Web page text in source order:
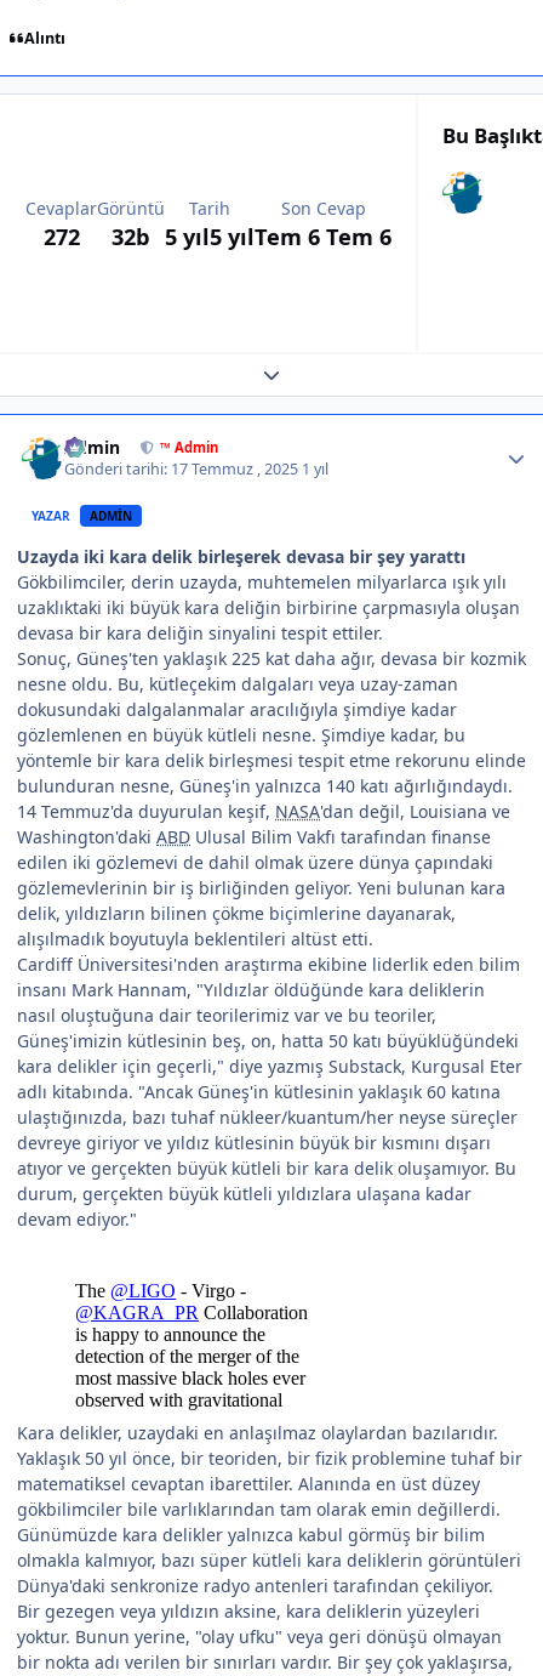
Alıntı
Cevaplar
272
Görüntü
32b
Tarih
5 yıl5 yıl
Son Cevap
Tem 6 Tem 6
Bu
Expand topic overview
Admin ™ Admin
Gönderi tarihi: 17 Temmuz , 2025 1 yıl
YAZAR ADMIN
Uzayda iki kara delik birleşerek devasa bir şey yarattı
Gökbilimciler, derin uzayda, muhtemelen milyarlarca ışık yılı
uzaklıktaki iki büyük kara deliğin birbirine çarpmasıyla oluşan
devasa bir kara deliğin sinyalini tespit ettiler.
Sonuç, Güneş'ten yaklaşık 225 kat daha ağır, devasa bir kozmik
nesne oldu. Bu, kütleçekim dalgaları veya uzay-zaman
dokusundaki dalgalanmalar aracılığıyla şimdiye kadar
gözlemlenen en büyük kütleli nesne. Şimdiye kadar, bu
yöntemle bir kara delik birleşmesi tespit etme rekorunu elinde
bulunduran nesne, Güneş'in yalnızca 140 katı ağırlığındaydı.
14 Temmuz'da duyurulan keşif, NASA'dan değil, Louisiana ve
Washington'daki ABD Ulusal Bilim Vakfı tarafından finanse
edilen iki gözlemevi de dahil olmak üzere dünya çapındaki
gözlemevlerinin bir iş birliğinden geliyor. Yeni bulunan kara
delik, yıldızların bilinen çökme biçimlerine dayanarak,
alışılmadık boyutuyla beklentileri altüst etti.
Cardiff Üniversitesi'nden araştırma ekibine liderlik eden bilim
insanı Mark Hannam, "Yıldızlar öldüğünde kara deliklerin
nasıl oluştuğuna dair teorilerimiz var ve bu teoriler,
Güneş'imizin kütlesinin beş, on, hatta 50 katı büyüklüğündeki
kara delikler için geçerli," diye yazmış Substack, Kurgusal Eter
adlı kitabında. "Ancak Güneş'in kütlesinin yaklaşık 60 katına
ulaştığınızda, bazı tuhaf nükleer/kuantum/her neyse süreçler
devreye giriyor ve yıldız kütlesinin büyük bir kısmını dışarı
atıyor ve gerçekten büyük kütleli bir kara delik oluşamıyor. Bu
durum, gerçekten büyük kütleli yıldızlara ulaşana kadar
devam ediyor."
Kara delikler, uzaydaki en anlaşılmaz olaylardan bazılarıdır.
Yaklaşık 50 yıl önce, bir teoriden, bir fizik problemine tuhaf bir
matematiksel cevaptan ibarettiler. Alanında en üst düzey
gökbilimciler bile varlıklarından tam olarak emin değillerdi.
Günümüzde kara delikler yalnızca kabul görmüş bir bilim
olmakla kalmıyor, bazı süper kütleli kara deliklerin görüntüleri
Dünya'daki senkronize radyo antenleri tarafından çekiliyor.
Bir gezegen veya yıldızın aksine, kara deliklerin yüzeyleri
yoktur. Bunun yerine, "olay ufku" veya geri dönüşü olmayan
bir nokta adı verilen bir sınırları vardır. Bir şey çok yaklaşırsa,